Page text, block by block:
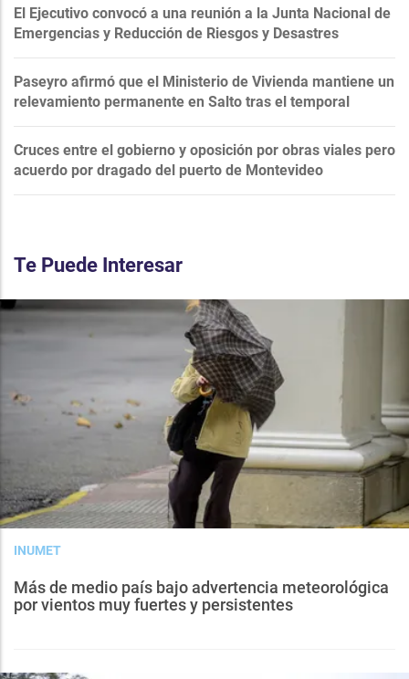
El Ejecutivo convocó a una reunión a la Junta Nacional de
Emergencias y Reducción de Riesgos y Desastres
Paseyro afirmó que el Ministerio de Vivienda mantiene un
relevamiento permanente en Salto tras el temporal
Cruces entre el gobierno y oposición por obras viales pero
acuerdo por dragado del puerto de Montevideo
Te Puede Interesar
INUMET
Más de medio país bajo advertencia meteorológica
por vientos muy fuertes y persistentes